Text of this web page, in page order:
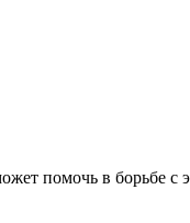
помочь в борьбе с